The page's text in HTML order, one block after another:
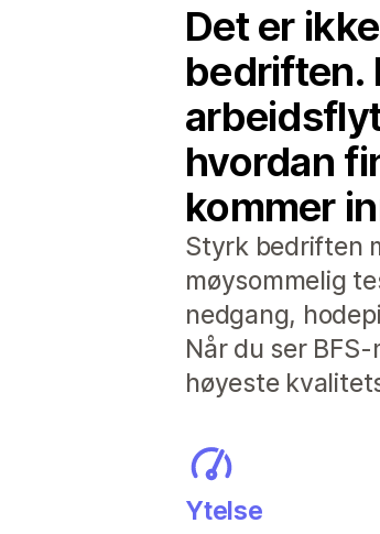
Det er
bedriften.
hvordan
kommer
Styrk bedriften
møysommelig
nedgang,
Når du ser
høyeste
Ytelse